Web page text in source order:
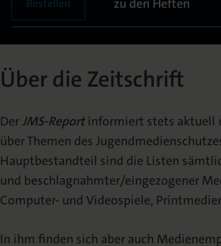
Newsletter
VERÖFFENTLICHEN
Bestellen zu den Heften
Über die Zeitschrift
DerJMS-Reportinformiert stets aktuell
über Themen des
Hauptbestandteil sind die Listen
und beschlagnahmter/eingezogener
Computer- und Videospiele,
In ihm finden sich aber auch